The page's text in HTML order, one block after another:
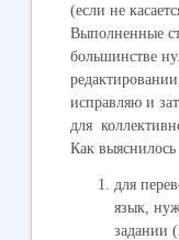
(если не
Выполненные
большинстве
исправляю и
для
Как выяснилось
для
язык,
задании